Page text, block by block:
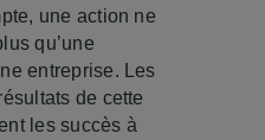
une action ne
qu’une
entreprise. Les
de cette
les succès à